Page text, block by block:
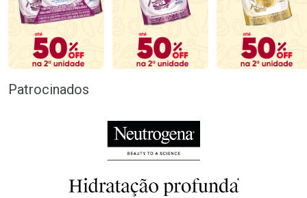
Patrocinados